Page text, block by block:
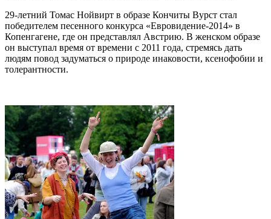
29-летний Томас Нойвирт в образе Кончиты Вурст стал
победителем песенного конкурса «Евровидение-2014» в
Копенгагене, где он представлял Австрию. В женском образе
он выступал время от времени с 2011 года, стремясь дать
людям повод задуматься о природе инаковости, ксенофобии и
толерантности.